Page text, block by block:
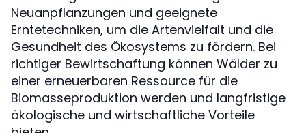
Neuanpflanzungen und geeignete
Erntetechniken, um die Artenvielfalt und die
Gesundheit des Ökosystems zu fördern. Bei
richtiger Bewirtschaftung können Wälder zu
einer erneuerbaren Ressource für die
Biomasseproduktion werden und langfristige
ökologische und wirtschaftliche Vorteile